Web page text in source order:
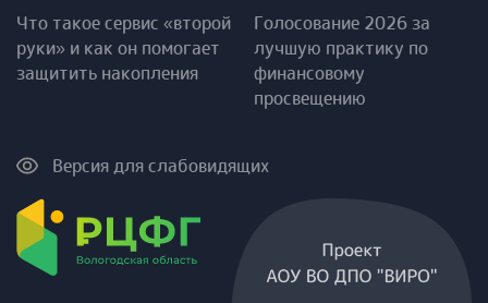
Что такое сервис «второй
руки» и как он помогает
защитить накопления
Голосование 2026 за
лучшую практику по
финансовому
просвещению
Версия для слабовидящих